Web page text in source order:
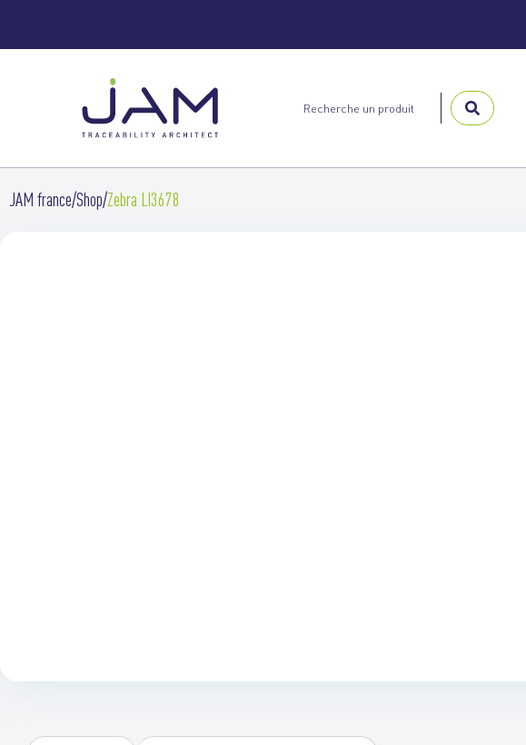
JAM france Shop Zebra LI3678